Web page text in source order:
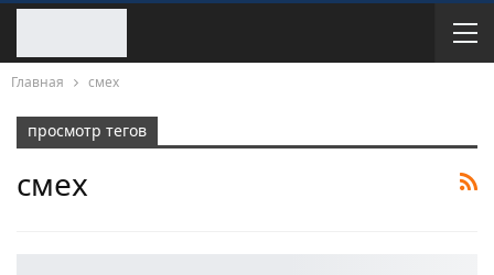
Главная смех
просмотр тегов
смех